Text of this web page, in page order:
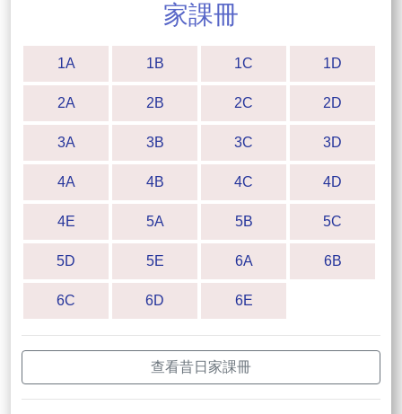
家課冊
1A 1B 1C 1D
2A 2B 2C 2D
3A 3B 3C 3D
4A 4B 4C 4D
4E 5A 5B 5C
5D 5E 6A 6B
6C 6D 6E
查看昔日家課冊